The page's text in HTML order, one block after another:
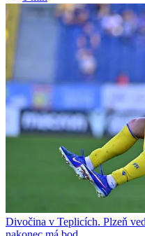
Divočina v Teplicích. Plzeň